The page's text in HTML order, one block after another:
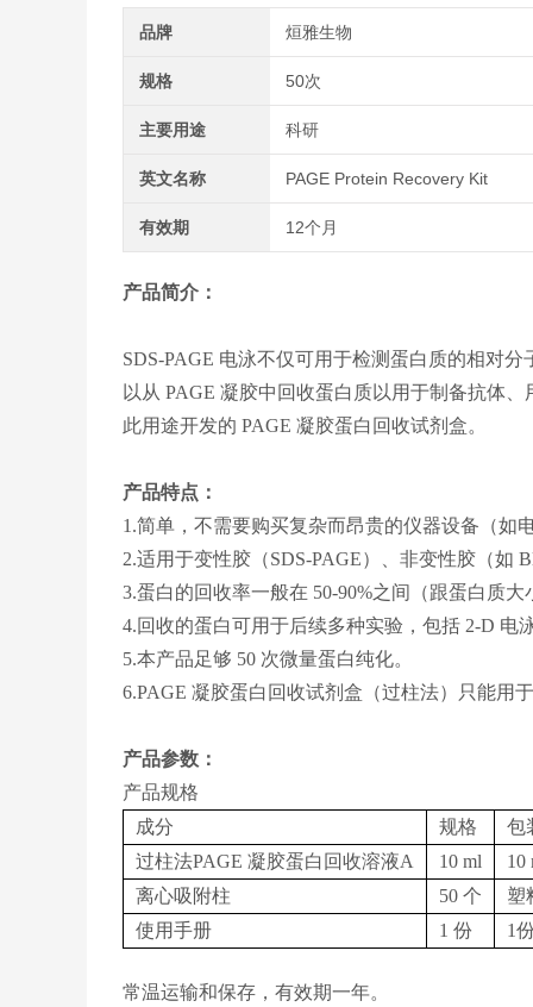
品牌 烜雅生物
规格 50次
主要用途 科研
英文名称 PAGE Protein Recovery Kit
有效期 12个月
产品简介：
SDS-PAGE 电泳不仅可用于检测蛋白质的相对
以从 PAGE 凝胶中回收蛋白质以用于制备抗体
此用途开发的 PAGE 凝胶蛋白回收试剂盒。
产品特点：
1.简单，不需要购买复杂而昂贵的仪器设备（如
2.适用于变性胶（SDS-PAGE）、非变性胶（如
3.蛋白的回收率一般在 50-90%之间（跟蛋白质
4.回收的蛋白可用于后续多种实验，包括 2-D 电
5.本产品足够 50 次微量蛋白纯化。
6.PAGE 凝胶蛋白回收试剂盒（过柱法）只能用
产品参数：
产品规格
成分
规格
包
过柱法PAGE 凝胶蛋白回收溶液A
10 ml
10
离心吸附柱
50 个
塑
使用手册
1 份 1
常温运输和保存，有效期一年。